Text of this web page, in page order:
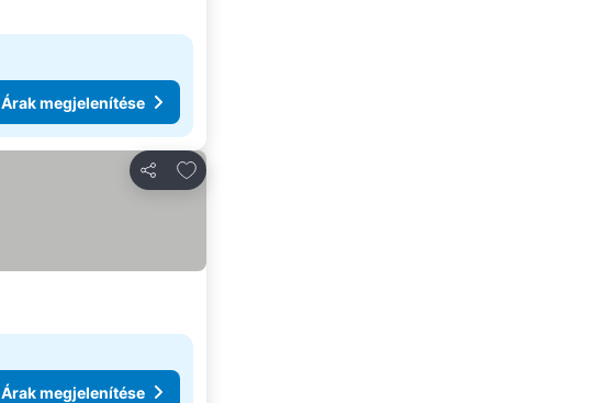
Árak megjelenítése
Megosztás
Hozzáadás a kedvencekhez
Árak megjelenítése